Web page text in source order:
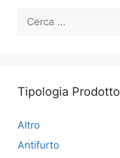
Ricerca
Tipologia Prodotto
Altro
Antifurto